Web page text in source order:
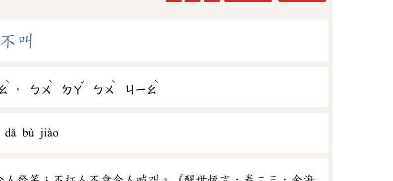
不 叫
ˋ
， ㄅㄨ
ˋ
ㄉㄚ
ˇ
ㄅㄨ
ˋ
ㄐㄧㄠ
ˋ
dǎ bù jiào